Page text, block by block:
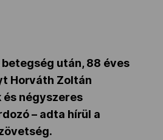
betegség után, 88 éves
Horváth Zoltán
és négyszeres
– adta hírül a